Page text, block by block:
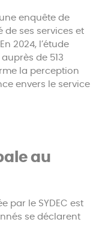
enquête de
de ses services et
2024, l’étude
de 513
la perception
envers le service
au
par le SYDEC est
se déclarent